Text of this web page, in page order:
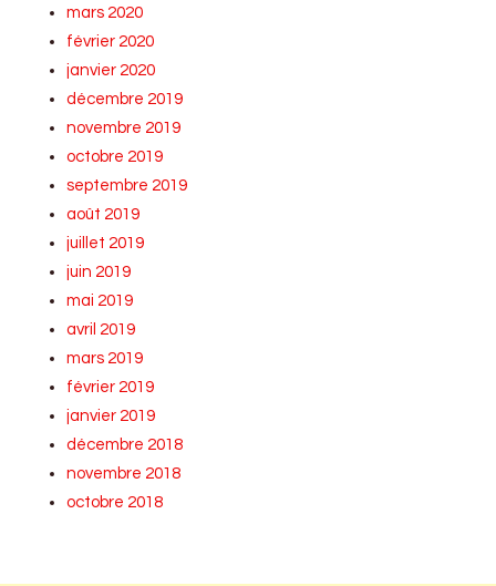
mars 2020
février 2020
janvier 2020
décembre 2019
novembre 2019
octobre 2019
septembre 2019
août 2019
juillet 2019
juin 2019
mai 2019
avril 2019
mars 2019
février 2019
janvier 2019
décembre 2018
novembre 2018
octobre 2018